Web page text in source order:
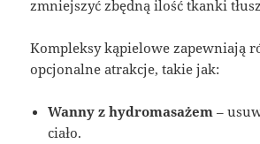
zmniejszyć zbędną ilość tkanki
Kompleksy kąpielowe zapewniają
opcjonalne atrakcje, takie jak:
Wanny z hydromasażem –
ciało.